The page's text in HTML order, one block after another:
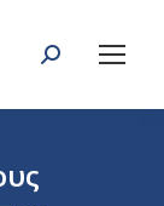
Search: